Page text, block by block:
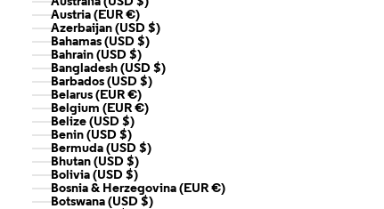
Austria (EUR €)
Azerbaijan (USD $)
Bahamas (USD $)
Bahrain (USD $)
Bangladesh (USD $)
Barbados (USD $)
Belarus (EUR €)
Belgium (EUR €)
Belize (USD $)
Benin (USD $)
Bermuda (USD $)
Bhutan (USD $)
Bolivia (USD $)
Bosnia & Herzegovina (EUR €)
Botswana (USD $)